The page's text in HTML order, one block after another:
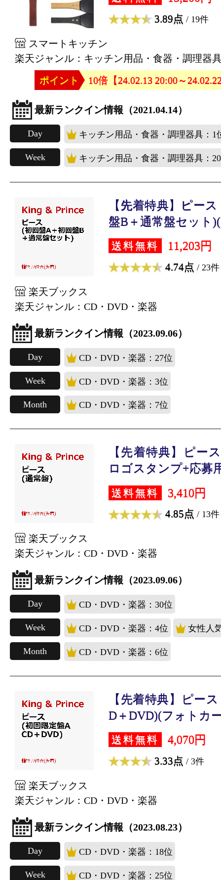
3.89点 / 19件
スマートキッチン
楽天ジャンル：キッチン用品・食器・調理器
ポイント
10倍【24.02.13 20:00～
最新ランクイン情報（2021.04.14）
Day キッチン用品・食器・調理器具：1
Week キッチン用品・食器・調理器具：
【先着特典】ピー
盤B＋通常盤セット
送料無料 11,203円
4.74点 / 23件
楽天ブックス
楽天ジャンル：CD・DVD・楽器
最新ランクイン情報（2023.09.06）
Day CD・DVD・楽器：27位
Week CD・DVD・楽器：3位
Month CD・DVD・楽器：7位
【先着特典】ピー
ロゴスタンプ+応募
送料無料 3,410円
4.85点 / 13件
楽天ブックス
楽天ジャンル：CD・DVD・楽器
最新ランクイン情報（2023.09.06）
Day CD・DVD・楽器：30位
Week CD・DVD・楽器：4位 女性人
Month CD・DVD・楽器：6位
【先着特典】ピー
D＋DVD)(フォトカ
送料無料 4,070円
3.33点 / 3件
楽天ブックス
楽天ジャンル：CD・DVD・楽器
最新ランクイン情報（2023.08.23）
Day CD・DVD・楽器：18位
Week CD・DVD・楽器：25位